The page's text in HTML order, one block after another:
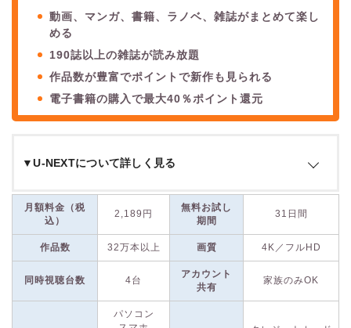
動画、マンガ、書籍、ラノベ、雑誌がまとめて楽し
める
190誌以上の雑誌が読み放題
作品数が豊富でポイントで新作も見られる
電子書籍の購入で最大40％ポイント還元
▼U-NEXTについて詳しく見る
U-NEXTは、国内最大級の作品数を誇る動画配信サービス
そのコンテンツ数はなんと 32万本以上にのぼります。映画、
ドラマ、アニメ作品はもちろん、雑誌やマンガも一度に楽しめ
る点が特徴です。
配信タイトルには見放題作品だけでなく、新作映画のレンタル
も含まれています。有料作品は毎月付与されるポイントを利用
月額料金（税
込）
2,189円
無料お試し
期間
31日間
作品数 32万本以上 画質 4K／フルHD
同時視聴台数 4台
アカウント
共有
家族のみOK
パソコン